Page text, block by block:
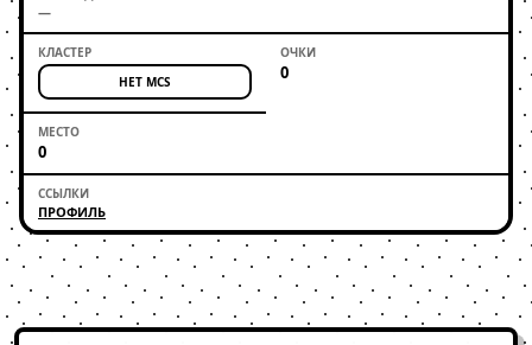
—
НЕТ MCS 0
0
ПРОФИЛЬ